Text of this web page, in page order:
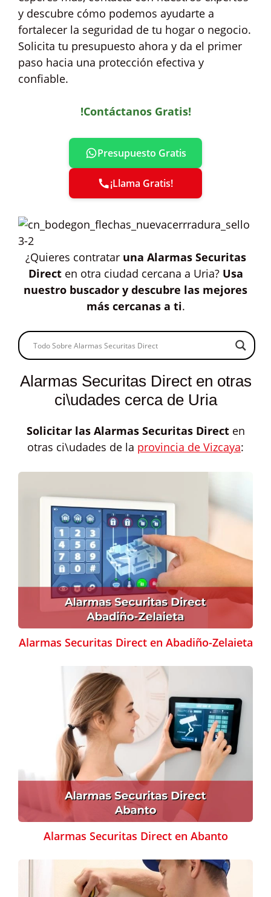
y descubre cómo podemos ayudarte a
fortalecer la seguridad de tu hogar o negocio.
Solicita tu presupuesto ahora y da el primer
paso hacia una protección efectiva y
confiable.
!Contáctanos Gratis!
Presupuesto Gratis
¡Llama Gratis!
¿Quieres contratar una Alarmas Securitas
Directen otra ciudad cercana a Uria? Usa
nuestro buscador y descubre las mejores
más cercanas a ti.
Alarmas Securitas Direct en otras
ci\udades cerca de Uria
Solicitar las Alarmas Securitas Directen
otras ci\udades de la provincia de Vizcaya:
Alarmas Securitas Direct en Abadiño-Zelaieta
Alarmas Securitas Direct en Abanto